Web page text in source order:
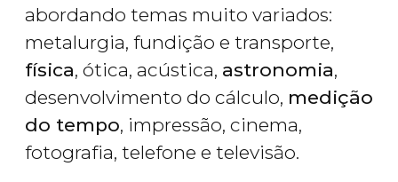
abordando temas muito variados:
metalurgia, fundição e transporte,
física, ótica, acústica, astronomia,
desenvolvimento do cálculo, medição
do tempo, impressão, cinema,
fotografia, telefone e televisão.